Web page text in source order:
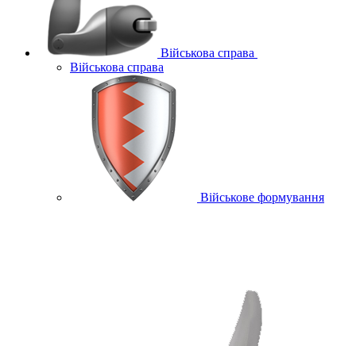
Військова справа
Військова справа
Військове формування